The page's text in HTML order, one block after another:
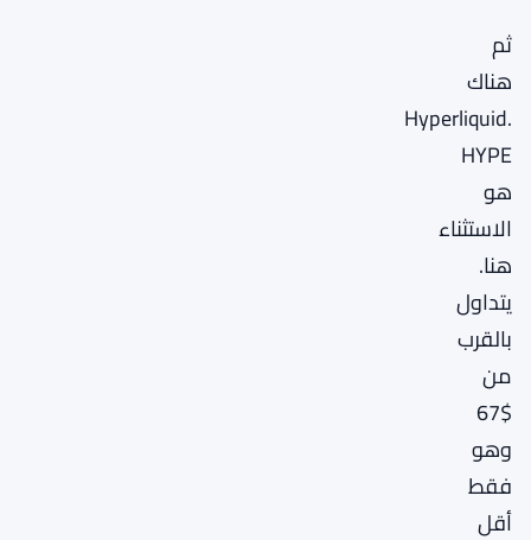
ثم
هناك
Hyperliquid.
HYPE
هو
الاستثناء
هنا.
يتداول
بالقرب
من
$67
وهو
فقط
أقل